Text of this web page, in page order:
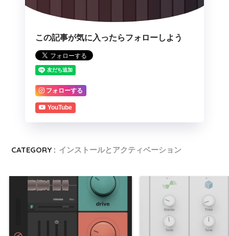
この記事が気に入ったらフォローしよう
フォローする
YouTube
CATEGORY : インストールとアクティベーション